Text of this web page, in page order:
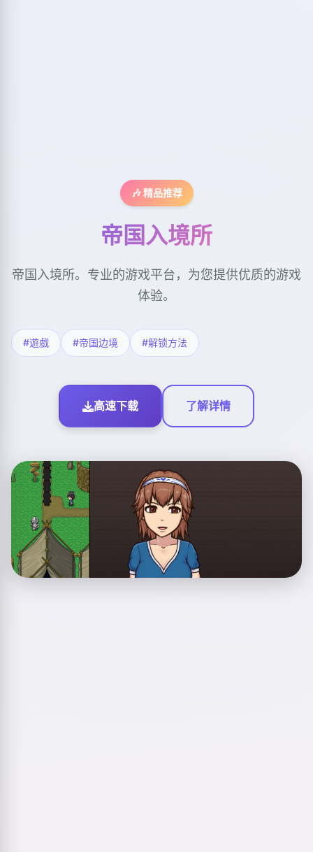
🎶 精品推荐
帝国入境所
帝国入境所。专业的游戏平台，为您提供优质的游戏
体验。
#遊戲 #帝国边境 #解锁方法
高速下载 了解详情